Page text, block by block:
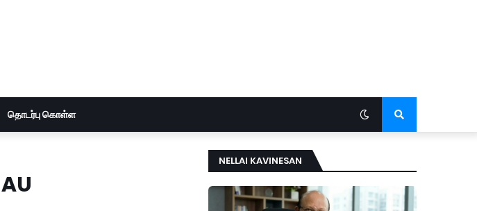
தொடர்பு கொள்ள
NELLAI KAVINESAN